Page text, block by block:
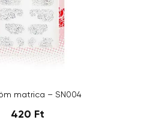
matrica – SN004
420 Ft